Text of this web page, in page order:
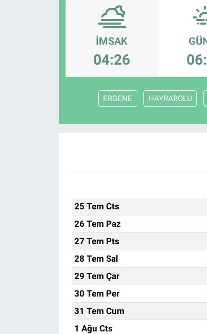
İMSAK
04:26
ERGENE HAYRABOLU
25 Tem Cts
26 Tem Paz
27 Tem Pts
28 Tem Sal
29 Tem Çar
30 Tem Per
31 Tem Cum
1 Ağu Cts